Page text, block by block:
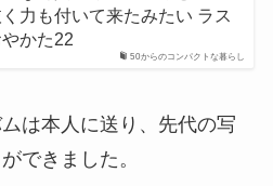
50からのコンパクトな暮らし
力も付いて来たみたい ラス
やかた22
は本人に送り、先代の写
できました。